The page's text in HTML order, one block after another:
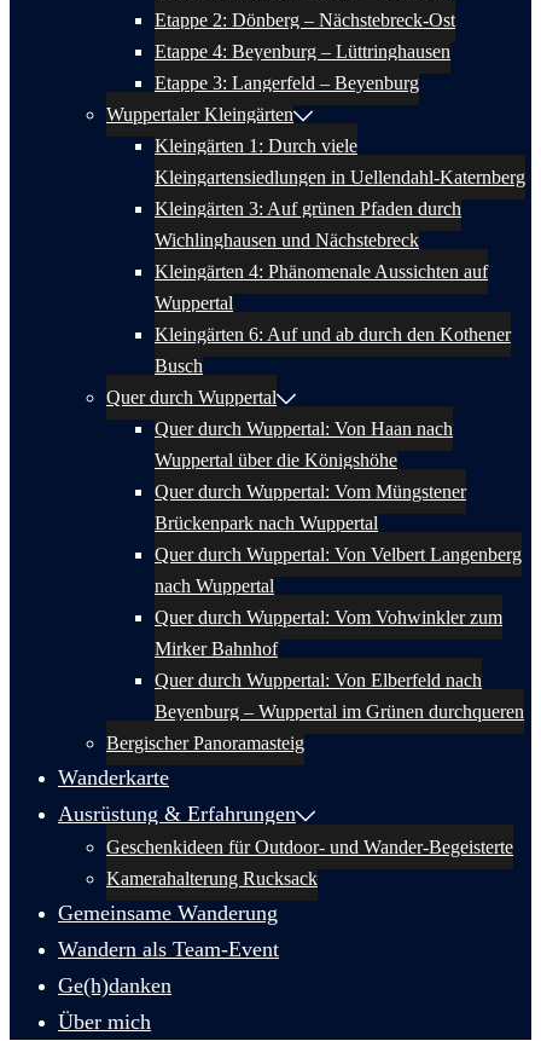
Etappe 2: Dönberg – Nächstebreck-Ost
Etappe 4: Beyenburg – Lüttringhausen
Etappe 3: Langerfeld – Beyenburg
Wuppertaler Kleingärten
Kleingärten 1: Durch viele
Kleingartensiedlungen in Uellendahl-Katernberg
Kleingärten 3: Auf grünen Pfaden durch
Wichlinghausen und Nächstebreck
Kleingärten 4: Phänomenale Aussichten auf
Wuppertal
Kleingärten 6: Auf und ab durch den Kothener
Busch
Quer durch Wuppertal
Quer durch Wuppertal: Von Haan nach
Wuppertal über die Königshöhe
Quer durch Wuppertal: Vom Müngstener
Brückenpark nach Wuppertal
Quer durch Wuppertal: Von Velbert Langenberg
nach Wuppertal
Quer durch Wuppertal: Vom Vohwinkler zum
Mirker Bahnhof
Quer durch Wuppertal: Von Elberfeld nach
Beyenburg – Wuppertal im Grünen durchqueren
Bergischer Panoramasteig
Wanderkarte
Ausrüstung & Erfahrungen
Geschenkideen für Outdoor- und Wander-Begeisterte
Kamerahalterung Rucksack
Gemeinsame Wanderung
Wandern als Team-Event
Ge(h)danken
Über mich